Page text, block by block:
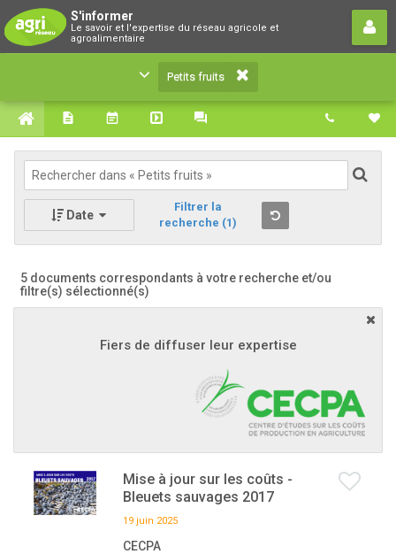
S'informer
Le savoir et l'expertise du réseau agricole et
agroalimentaire
Le savoir et l'expertise du réseau agricole et
agroalimentaire
Petits fruits
Date
Filtrer la
recherche (1)
5 documents correspondants à votre recherche et/ou
filtre(s) sélectionné(s)
Fiers de diffuser leur expertise
Mise à jour sur les coûts -
Bleuets sauvages 2017
19 juin 2025
CECPA